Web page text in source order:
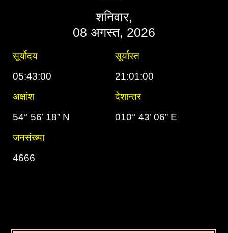
शनिवार,
08 अगस्त, 2026
सूर्योदय
सूर्यास्त
05:43:00
21:01:00
अक्षांश
देशान्तर
54° 56’ 18” N
010° 43’ 06” E
जनसंख्या
4666